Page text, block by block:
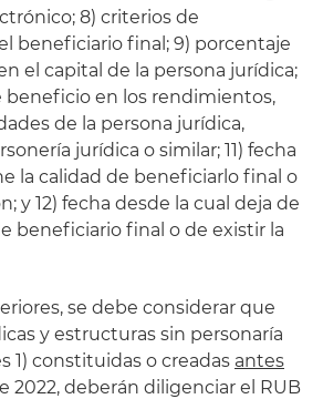
8) criterios de
beneficiario final; 9) porcentaje
el capital de la persona jurídica;
beneficio en los rendimientos,
de la persona jurídica,
jurídica o similar; 11) fecha
la calidad de beneficiarlo final o
y 12) fecha desde la cual deja de
beneficiario final o de existir la
se debe considerar que
y estructuras sin personaría
1) constituidas o creadas antes
2022, deberán diligenciar el RUB